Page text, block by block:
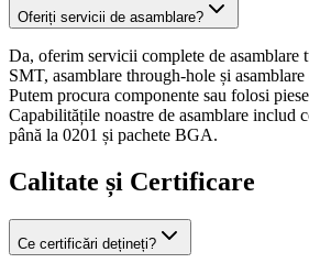
Oferiți servicii de asamblare?
Da, oferim servicii complete de asamblare
SMT, asamblare through-hole și
Putem procura componente sau folosi
Capabilitățile noastre de asamblare includ
până la 0201 și pachete BGA.
Calitate și Certificare
Ce certificări dețineți?